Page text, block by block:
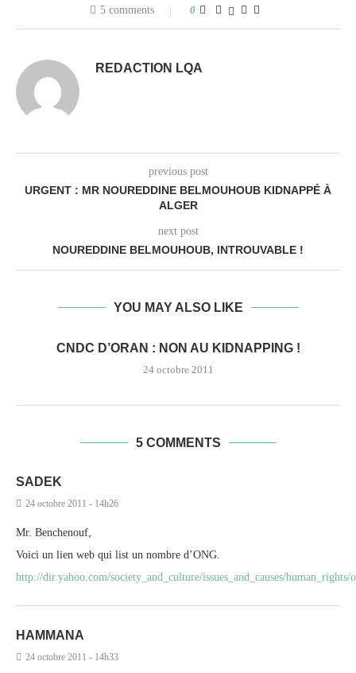
5 comments 0
REDACTION LQA
previous post
URGENT : MR NOUREDDINE BELMOUHOUB KIDNAPPÉ À
ALGER
next post
NOUREDDINE BELMOUHOUB, INTROUVABLE !
YOU MAY ALSO LIKE
CNDC D’ORAN : NON AU KIDNAPPING !
24 octobre 2011
5 COMMENTS
SADEK
24 octobre 2011 - 14h26
Mr. Benchenouf,
Voici un lien web qui list un nombre d’ONG.
http://dir.yahoo.com/society_and_culture/issues_and_causes/human_rights/
HAMMANA
24 octobre 2011 - 14h33